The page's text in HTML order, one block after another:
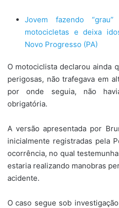
Jovem fazendo
motocicletas e deixa
Novo Progresso (PA)
O motociclista declarou ainda
perigosas, não trafegava em
por onde seguia, não
obrigatória.
A versão apresentada por
inicialmente registradas pela
ocorrência, no qual
estaria realizando manobras
acidente.
O caso segue sob